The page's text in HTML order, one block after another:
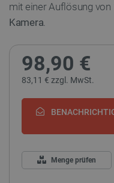
mit einer Auflösung von
Kamera.
98,90 €
83,11 € zzgl. MwSt.
Menge prüfen